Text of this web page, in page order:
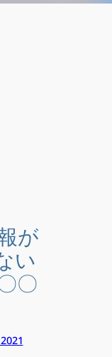
が
い
〇